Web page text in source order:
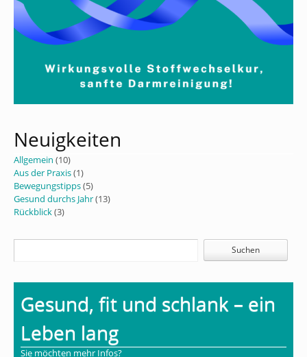
Neuigkeiten
Allgemein (10)
Aus der Praxis(1)
Bewegungstipps(5)
Gesund durchs Jahr(13)
Rückblick(3)
Gesund, fit und schlank – ein
Leben lang
Sie möchten mehr Infos?